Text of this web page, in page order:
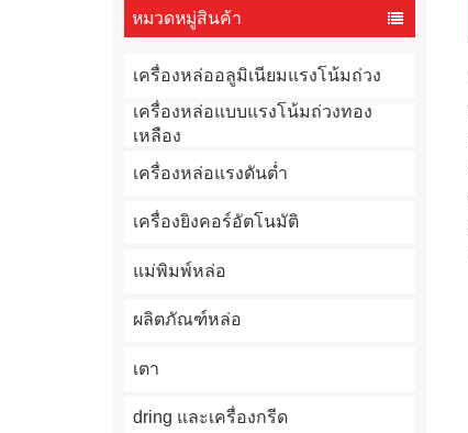
หมวดหมู่สินค้า
เครื่องหล่ออลูมิเนียมแรงโน้มถ่วง
เครื่องหล่อแบบแรงโน้มถ่วงทอง
เหลือง
เครื่องหล่อแรงดันต่ำ
เครื่องยิงคอร์อัตโนมัติ
แม่พิมพ์หล่อ
ผลิตภัณฑ์หล่อ
เตา
dring และเครื่องกรีด